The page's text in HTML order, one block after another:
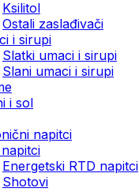
Ksilitol
Ostali zaslađivači
i sirupi
Slatki umaci i sirupi
Slani umaci i sirupi
i sol
napitci
Energetski RTD napitci
Shotovi